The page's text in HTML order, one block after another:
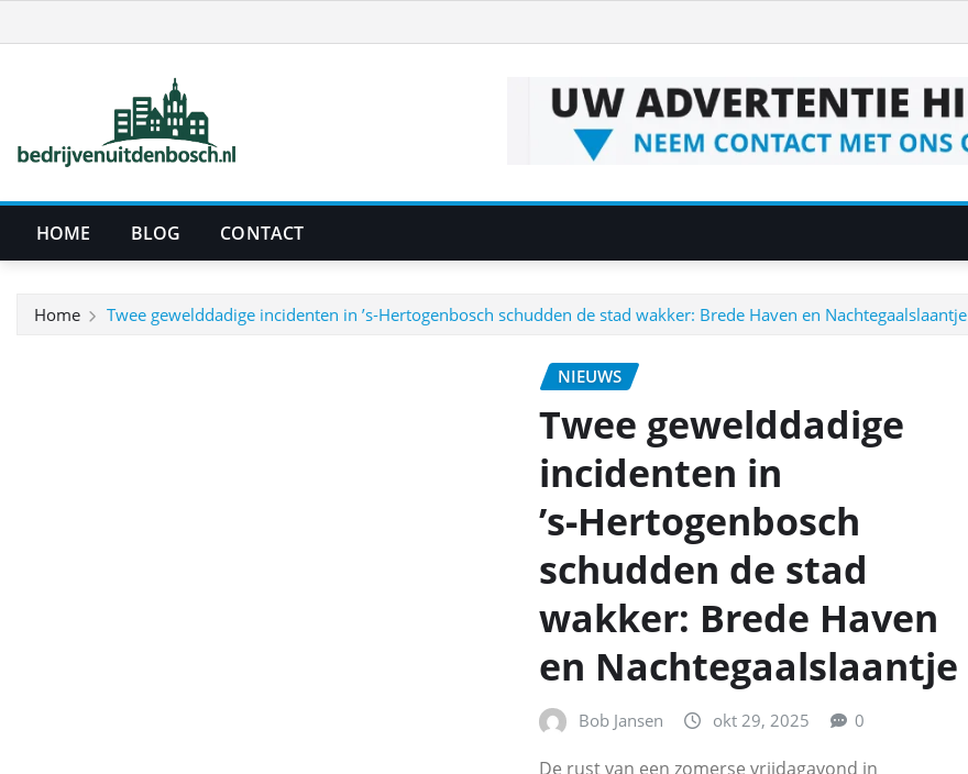
naar
HOME BLOG CONTACT
Home Twee gewelddadige incidenten in ’s‑Hertogenbosch schudden de stad wakker: Brede Haven en Nachtegaalslaantje
NIEUWS
Twee gewelddadige
incidenten in
’s‑Hertogenbosch
schudden de stad
wakker: Brede Haven
en Nachtegaalslaantje
Bob Jansen okt 29, 2025 0
De rust van een zomerse vrijdagavond in